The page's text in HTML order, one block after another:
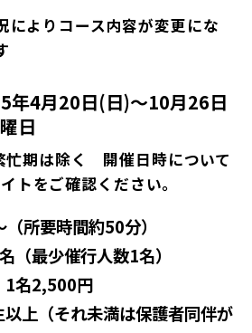
よりコース内容が変更にな
年4月20日(日)～10月26日
日
忙期は除く 開催日時について
トをご確認ください。
所要時間約50分）
（最少催行人数1名）
1名2,500円
上（それ未満は保護者同伴が